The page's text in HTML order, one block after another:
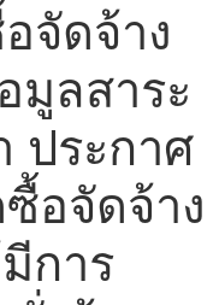
จัดจ้าง
มูลสาระ
ระกาศ
อจัดจ้าง
การ